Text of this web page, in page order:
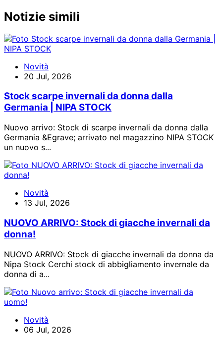
Notizie simili
Novità
20 Jul, 2026
Stock scarpe invernali da donna dalla
Germania | NIPA STOCK
Nuovo arrivo: Stock di scarpe invernali da donna dalla
Germania &Egrave; arrivato nel magazzino NIPA STOCK
un nuovo s...
Novità
13 Jul, 2026
NUOVO ARRIVO: Stock di giacche invernali da
donna!
NUOVO ARRIVO: Stock di giacche invernali da donna da
Nipa Stock Cerchi stock di abbigliamento invernale da
donna di a...
Novità
06 Jul, 2026